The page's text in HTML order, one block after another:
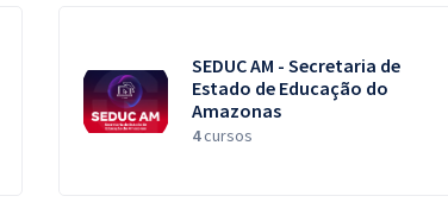
SEDUC AM - Secretaria de
Estado de Educação do
Amazonas
4cursos